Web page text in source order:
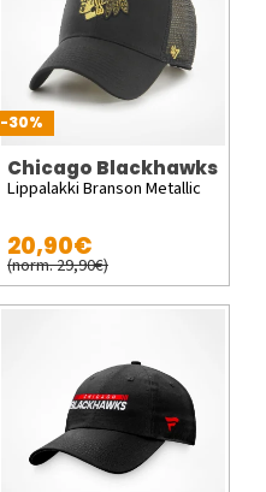
-30%
Chicago Blackhawks
Lippalakki Branson Metallic
20,90€
(norm. 29,90€)